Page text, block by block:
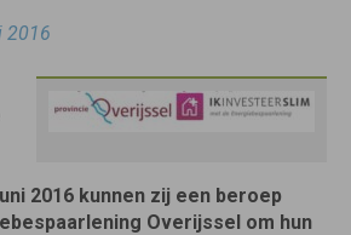
2016
2016 kunnen zij een beroep
Overijssel om hun